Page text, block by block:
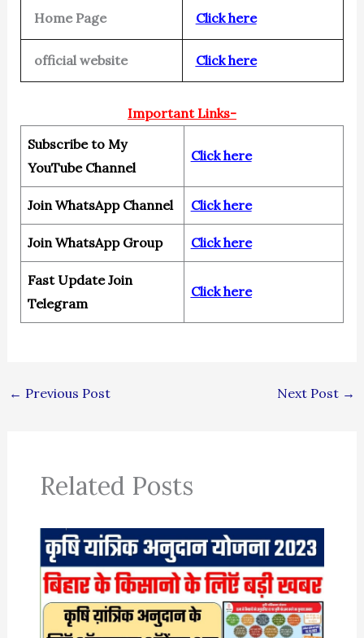
Home Page Click here
official website Click here
Important Links-
Subscribe to My
YouTube Channel
Click here
Join WhatsApp Channel Click here
Join WhatsApp Group Click here
Fast Update Join
Telegram
Click here
← Previous Post Next Post →
Related Posts